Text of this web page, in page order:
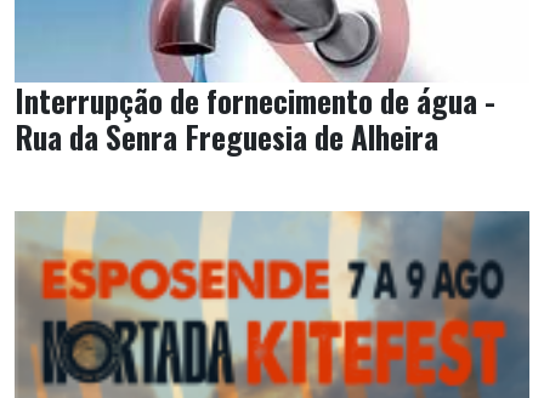
Interrupção de fornecimento de água -
Rua da Senra Freguesia de Alheira